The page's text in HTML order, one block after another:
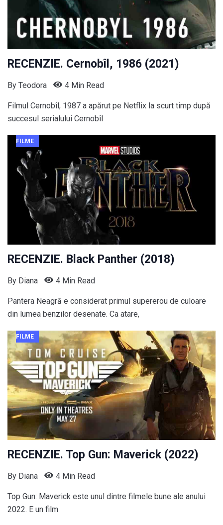
RECENZIE. Cernobîl, 1986 (2021)
By Teodora 4 Min Read
Filmul Cernobîl, 1987 a apărut pe Netflix la scurt timp după
succesul serialului Cernobîl
FILME
RECENZIE. Black Panther (2018)
By Diana 4 Min Read
Pantera Neagră e considerat primul supererou de culoare
din lumea benzilor desenate. Ca atare,
FILME
RECENZIE. Top Gun: Maverick (2022)
By Diana 4 Min Read
Top Gun: Maverick este unul dintre filmele bune ale anului
2022. E un film